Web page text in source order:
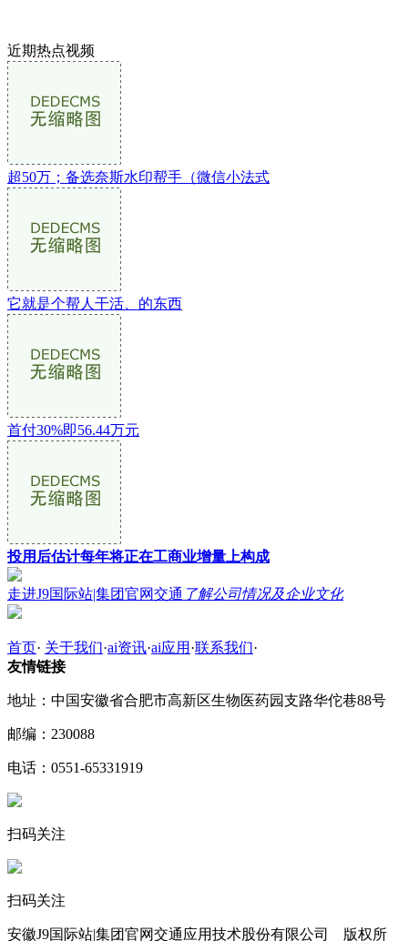
近期热点视频
超50万；备选奈斯水印帮手（微信小法式
它就是个帮人干活、的东西
首付30%即56.44万元
投用后估计每年将正在工商业增量上构成
走进J9国际站|集团官网交通 了解公司情况及企业文化
首页· 关于我们·ai资讯·ai应用 ·联系我们·
友情链接
地址：中国安徽省合肥市高新区生物医药园支路华佗巷88号
邮编：230088
电话：0551-65331919
扫码关注
扫码关注
安徽J9国际站|集团官网交通应用技术股份有限公司 版权所